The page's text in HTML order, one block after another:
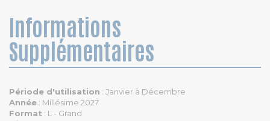
Informations
Supplémentaires
Période d'utilisation : Janvier à Décembre
Année : Millésime 2027
Format : L - Grand